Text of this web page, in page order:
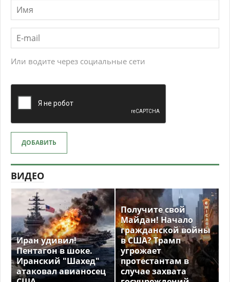
Или водите через социальные сети
ДОБАВИТЬ
ВИДЕО
Иран удивил!
Пентагон в шоке.
Иранский "Шахед"
атаковал авианосец
Получите свой
Майдан! Начало
гражданской войны
в США? Трамп
угрожает
протестантам в
случае захвата